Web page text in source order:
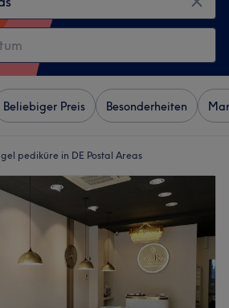
Beliebiger Preis Besonderheiten
gel pediküre in DE Postal Areas